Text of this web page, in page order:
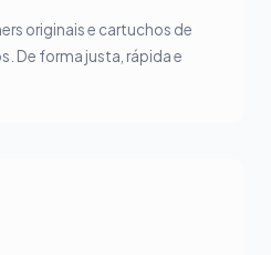
originais e cartuchos de
De forma justa, rápida e